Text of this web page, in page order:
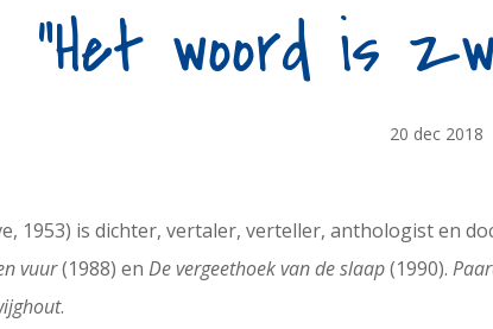
“Het woord is
20 dec 2018
1953) is dichter, vertaler, verteller, anthologist en
vuur(1988) enDe vergeethoek van de slaap(1990).
.